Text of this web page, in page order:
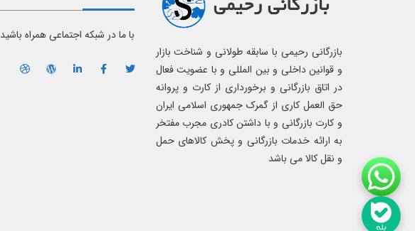
بازرگانی رحیمی با سابقه طولانی و شناخت بازار
و قوانین داخلی و بین المللی و با عضویت فعال
در اتاق بازرگانی و برخورداری از کارت و پروانه
حق العمل کاری از گمرک جمهوری اسلامی ایران
و کارت بازرگانی و با داشتن کادری مجرب مفتخر
به ارائه خدمات بازرگانی و پخش کالاهای حمل
و نقل کالا می باشد
با ما در شبکه اجتماعی همراه باشید